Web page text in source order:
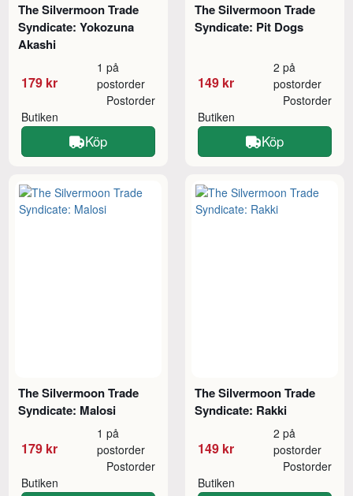
The Silvermoon Trade
Syndicate: Yokozuna
Akashi
179 kr
1 på
postorder
Butiken
Postorder
Köp
The Silvermoon Trade
Syndicate: Pit Dogs
149 kr
2 på
postorder
Butiken
Postorder
Köp
The Silvermoon Trade
Syndicate: Malosi
179 kr
1 på
postorder
Butiken
Postorder
The Silvermoon Trade
Syndicate: Rakki
149 kr
2 på
postorder
Butiken
Postorder